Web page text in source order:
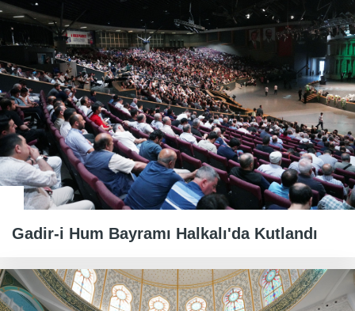
Gadir-i Hum Bayramı Halkalı'da Kutlandı